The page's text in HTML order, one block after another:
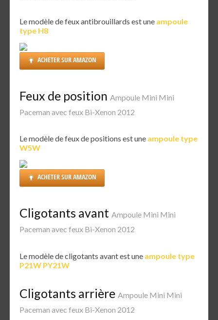
Le modèle de feux antibrouillards est une ampoule
type H8
ACHETER SUR AMAZON
Feux de position Ampoule Mini Mini
Paceman avec feux Bi-Xenon 2012
Le modèle de feux de positions est une ampoule type
W5W
ACHETER SUR AMAZON
Cligotants avant Ampoule Mini Mini
Paceman avec feux Bi-Xenon 2012
Le modèle de cligotants avant est une ampoule type
P21W PY21W
Cligotants arrière Ampoule Mini Mini
Paceman avec feux Bi-Xenon 2012